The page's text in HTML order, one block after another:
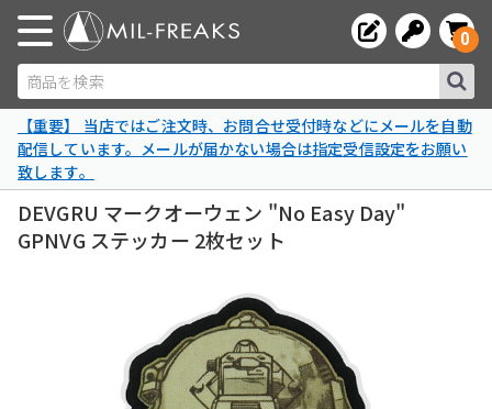
商品を検索
0
【重要】 当店ではご注文時、お問合せ受付時などにメールを自動
配信しています。メールが届かない場合は指定受信設定をお願い
致します。
DEVGRU マークオーウェン "No Easy Day"
GPNVG ステッカー 2枚セット